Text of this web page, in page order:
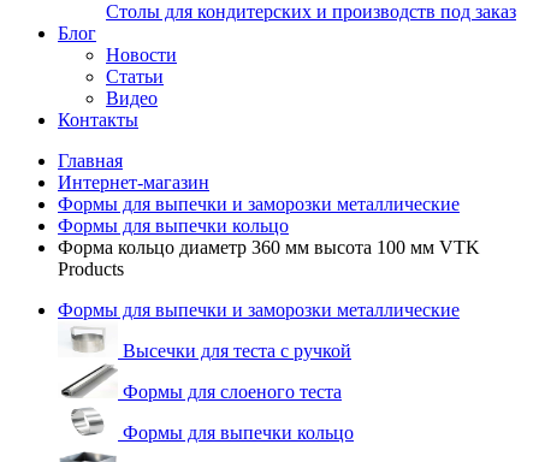
Cтолы для кондитерских и производств под заказ
Блог
Новости
Статьи
Видео
Контакты
Главная
Интернет-магазин
Формы для выпечки и заморозки металлические
Формы для выпечки кольцо
Форма кольцо диаметр 360 мм высота 100 мм VTK
Products
Формы для выпечки и заморозки металлические
Высечки для теста с ручкой
Формы для слоеного теста
Формы для выпечки кольцо